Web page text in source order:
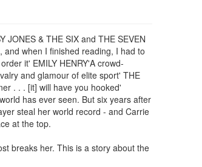
JONES & THE SIX and THE SEVEN
and when I finished reading, I had to
it' EMILY HENRY'A crowd-
and glamour of elite sport' THE
. . . [it] will have you hooked'
has ever seen. But six years after
steal her world record - and Carrie
at the top.
breaks her. This is a story about the